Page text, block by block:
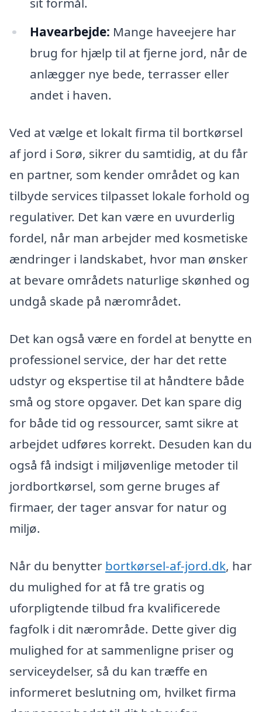
Havearbejde: Mange haveejere har
brug for hjælp til at fjerne jord, når de
anlægger nye bede, terrasser eller
andet i haven.
Ved at vælge et lokalt firma til bortkørsel
af jord i Sorø, sikrer du samtidig, at du får
en partner, som kender området og kan
tilbyde services tilpasset lokale forhold og
regulativer. Det kan være en uvurderlig
fordel, når man arbejder med kosmetiske
ændringer i landskabet, hvor man ønsker
at bevare områdets naturlige skønhed og
undgå skade på nærområdet.
Det kan også være en fordel at benytte en
professionel service, der har det rette
udstyr og ekspertise til at håndtere både
små og store opgaver. Det kan spare dig
for både tid og ressourcer, samt sikre at
arbejdet udføres korrekt. Desuden kan du
også få indsigt i miljøvenlige metoder til
jordbortkørsel, som gerne bruges af
firmaer, der tager ansvar for natur og
miljø.
Når du benytter bortkørsel-af-jord.dk, har
du mulighed for at få tre gratis og
uforpligtende tilbud fra kvalificerede
fagfolk i dit nærområde. Dette giver dig
mulighed for at sammenligne priser og
serviceydelser, så du kan træffe en
informeret beslutning om, hvilket firma